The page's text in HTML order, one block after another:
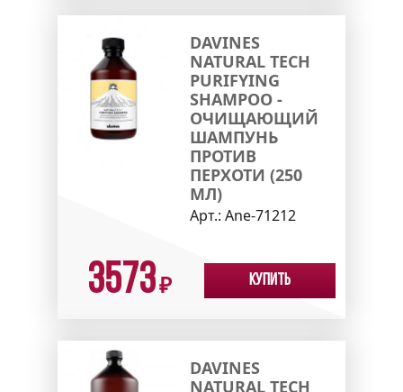
DAVINES
NATURAL TECH
PURIFYING
SHAMPOO -
ОЧИЩАЮЩИЙ
ШАМПУНЬ
ПРОТИВ
ПЕРХОТИ (250
МЛ)
Арт.: Ane-71212
3573₽ Купить
DAVINES
NATURAL TECH